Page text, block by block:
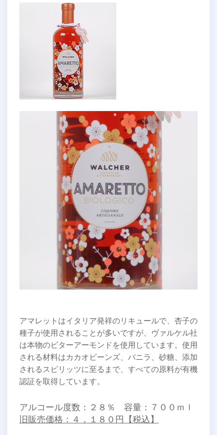
アマレットはイタリア発祥のリキュールで、杏子の
種子が使用されることが多いですが、ヴァルケル社
は本物のビターアーモンドを使用しています。使用
される材料はカカオビーンズ、バニラ、砂糖、添加
されるスピリッツに至るまで、すべての原料が有機
認証を取得しています。
アルコール度数：２８％ 容量：７００ｍｌ
旧販売価格：４，１８０円【税込】